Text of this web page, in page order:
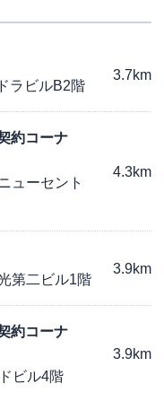
ラビルB2階
3.7km
約コーナ
ューセント
4.3km
第二ビル1階
3.9km
約コーナ
ビル4階
3.9km